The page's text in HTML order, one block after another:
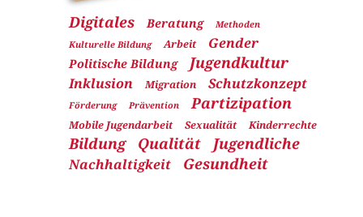
Digitales Beratung
Methoden
Kulturelle Bildung
Arbeit Gender
Politische Bildung Jugendkultur
Inklusion Migration Schutzkonzept
Förderung Prävention Partizipation
Mobile Jugendarbeit Sexualität Kinderrechte
Bildung Qualität Jugendliche
Nachhaltigkeit Gesundheit